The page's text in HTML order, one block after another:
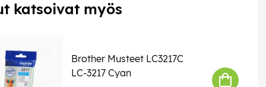
katsoivat myös
Brother Musteet LC3217C
LC-3217 Cyan